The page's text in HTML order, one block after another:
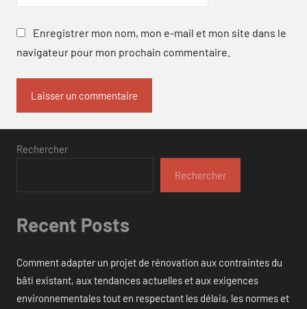
Enregistrer mon nom, mon e-mail et mon site dans le
navigateur pour mon prochain commentaire.
Rechercher
Rechercher
Recent Posts
Comment adapter un projet de rénovation aux contraintes du
bâti existant, aux tendances actuelles et aux exigences
environnementales tout en respectant les délais, les normes et